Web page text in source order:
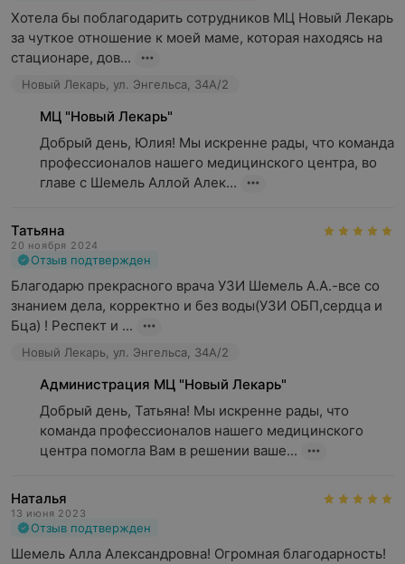
Хотела бы поблагодарить сотрудников МЦ Новый Лекарь
за чуткое отношение к моей маме, которая находясь на
стационаре, дов...
Новый Лекарь, ул. Энгельса, 34А/2
МЦ "Новый Лекарь"
Добрый день, Юлия! Мы искренне рады, что команда
профессионалов нашего медицинского центра, во
главе с Шемель Аллой Алек...
Татьяна
20 ноября 2024
Отзыв подтвержден
Благодарю прекрасного врача УЗИ Шемель А.А.-все со
знанием дела, корректно и без воды(УЗИ ОБП,сердца и
Бца) ! Респект и ...
Новый Лекарь, ул. Энгельса, 34А/2
Администрация МЦ "Новый Лекарь"
Добрый день, Татьяна! Мы искренне рады, что
команда профессионалов нашего медицинского
центра помогла Вам в решении ваше...
Наталья
13 июня 2023
Отзыв подтвержден
Шемель Алла Александровна! Огромная благодарность!